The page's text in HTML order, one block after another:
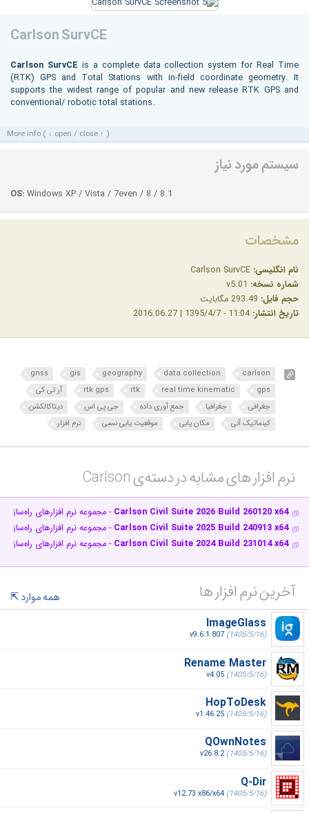
Carlson SurvCE
Carlson SurvCE is a complete data collection system for Real Time
(RTK) GPS and Total Stations with in-field coordinate geometry. It
supports the widest range of popular and new release RTK GPS and
conventional/ robotic total stations.
More info ( ↓ open / close ↑ )
سیستم مورد نیاز
OS: Windows XP / Vista / 7even / 8 / 8.1
مشخصات
نام انگلیسی:
شماره نسخه:
حجم فایل:
تاریخ انتشار: 11:04 - 1395/4/7 | 2016.06.27
carlson
data collection
geography
gis
gnss
gps
real time kinematic
rtk
rtk gps
آر تی کی
جغرافی
جغرافیا جمع آوری داده جی پی اس
دیتاکالکشن
کینماتیک آنی
مکان یابی موقعیت یابی نسبی نرم افزار
نرم افزار های مشابه در دسته‌ی‌ Carlson‎
Carlson Civil Suite 2026 Build 260120 x64 - مجموعه نرم افزارهای
Carlson Civil Suite 2025 Build 240913 x64 - مجموعه نرم افزارهای
Carlson Civil Suite 2024 Build 231014 x64 - مجموعه نرم افزارهای
آخرین نرم افزار ها
همه موارد
ImageGlass
v9.6.1.807 (1405/5/16)
Rename Master
v4.05 (1405/5/16)
HopToDesk
v1.46.25 (1405/5/16)
QOwnNotes
v26.8.2(1405/5/16)
Q-Dir
v12.73 x86/x64 (1405/5/16)